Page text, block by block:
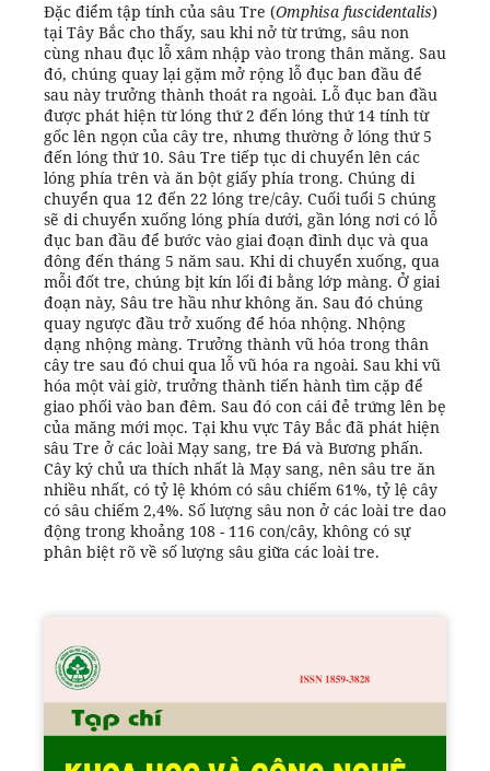
Đặc điểm tập tính của sâu Tre (Omphisa fuscidentalis)
tại Tây Bắc cho thấy, sau khi nở từ trứng, sâu non
cùng nhau đục lỗ xâm nhập vào trong thân măng. Sau
đó, chúng quay lại gặm mở rộng lỗ đục ban đầu để
sau này trưởng thành thoát ra ngoài. Lỗ đục ban đầu
được phát hiện từ lóng thứ 2 đến lóng thứ 14 tính từ
gốc lên ngọn của cây tre, nhưng thường ở lóng thứ 5
đến lóng thứ 10. Sâu Tre tiếp tục di chuyển lên các
lóng phía trên và ăn bột giấy phía trong. Chúng di
chuyển qua 12 đến 22 lóng tre/cây. Cuối tuổi 5 chúng
sẽ di chuyển xuống lóng phía dưới, gần lóng nơi có lỗ
đục ban đầu để bước vào giai đoạn đình dục và qua
đông đến tháng 5 năm sau. Khi di chuyển xuống, qua
mỗi đốt tre, chúng bịt kín lối đi bằng lớp màng. Ở giai
đoạn này, Sâu tre hầu như không ăn. Sau đó chúng
quay ngược đầu trở xuống để hóa nhộng. Nhộng
dạng nhộng màng. Trưởng thành vũ hóa trong thân
cây tre sau đó chui qua lỗ vũ hóa ra ngoài. Sau khi vũ
hóa một vài giờ, trưởng thành tiến hành tìm cặp để
giao phối vào ban đêm. Sau đó con cái đẻ trứng lên bẹ
của măng mới mọc. Tại khu vực Tây Bắc đã phát hiện
sâu Tre ở các loài Mạy sang, tre Đá và Bương phấn.
Cây ký chủ ưa thích nhất là Mạy sang, nên sâu tre ăn
nhiều nhất, có tỷ lệ khóm có sâu chiếm 61%, tỷ lệ cây
có sâu chiếm 2,4%. Số lượng sâu non ở các loài tre dao
động trong khoảng 108 - 116 con/cây, không có sự
phân biệt rõ về số lượng sâu giữa các loài tre.